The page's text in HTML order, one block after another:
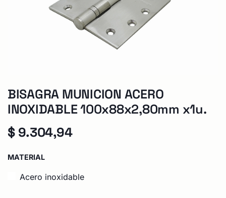
BISAGRA MUNICION ACERO
INOXIDABLE 100x88x2,80mm x1u.
$ 9.304,94
MATERIAL
Acero inoxidable